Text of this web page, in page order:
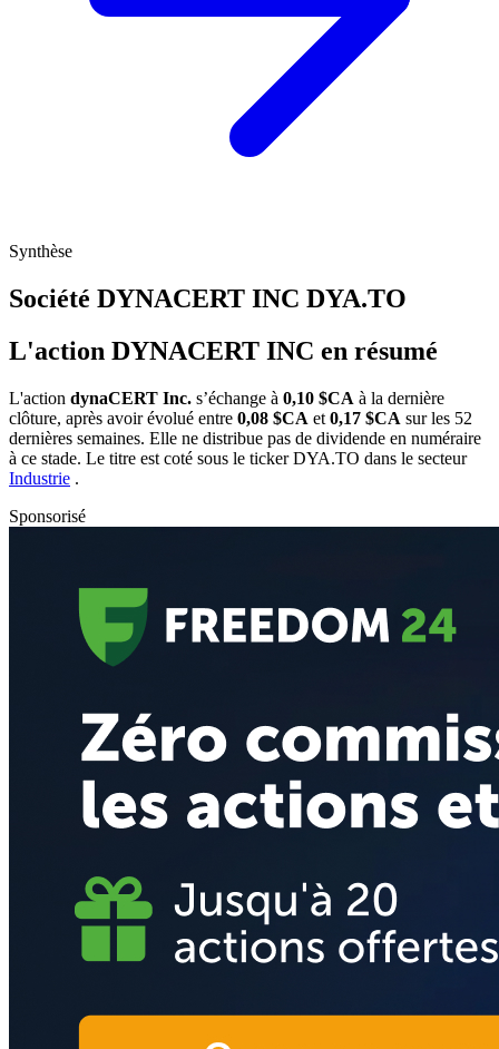
Synthèse
Société DYNACERT INC DYA.TO
L'action DYNACERT INC en résumé
L'action dynaCERT Inc. s’échange à 0,10 $CA à la dernière
clôture, après avoir évolué entre 0,08 $CA et 0,17 $CA sur les 52
dernières semaines. Elle ne distribue pas de dividende en numéraire
à ce stade. Le titre est coté sous le tickerDYA.TO dans le secteur
Industrie .
Sponsorisé